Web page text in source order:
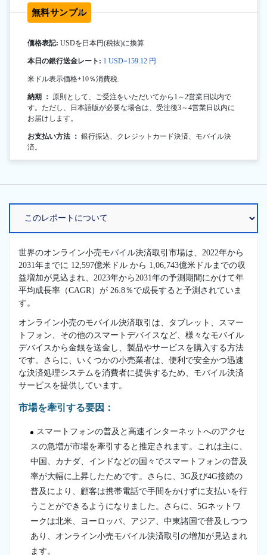
無料サンプル
価格表記: USDを日本円(税抜)に換算
本日の銀行送金レート: 1 USD=159.12 円
米ドル表示価格+10％消費税.
納期 ： 原則として、ご受注をいただいてから1～2営業日以内で
す。ただし、日本語版が必要な場合は、受注後3～4営業日以内に
お届けします。
お支払い方法 ： 銀行振込、クレジットカード決済、モバイル決
済。
世界のオンライン小売モバイル決済取引市場は、2022年から
2031年までに 12,597億米ドル から 1,06,743億米ドルまでの収
益増加が見込まれ、2023年から2031年の予測期間にかけて年
平均成長率（CAGR）が 26.8％で成長すると予測されていま
す。
オンライン小売のモバイル決済取引は、タブレット、スマー
トフォン、その他のスマートデバイスなど、様々なモバイル
デバイスから金銭を送金し、製品やサービスを購入する方法
です。さらに、いくつかの小売業者は、便利で安全かつ迅速
な決済処理システムを消費者に提供するため、モバイル決済
サービスを提供しています。
市場を牽引する要因：
スマートフォンの普及と高速インターネットへのアクセ
スの急増が市場を牽引すると推定されます。これは主に、
中国、カナダ、インドなどの国々でスマートフォンの普及
率が大幅に上昇したためです。さらに、3G及び4G接続の
普及により、顧客は携帯電話で手間をかけずに支払いを行
うことができるようになりました。さらに、5Gネットワ
ークは北米、ヨーロッパ、アジア、中東諸国で普及しつつ
あり、オンライン小売モバイル決済取引の増加が見込まれ
ます。